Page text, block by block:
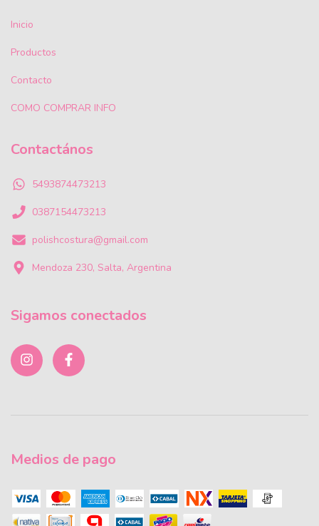
Inicio
Productos
Contacto
COMO COMPRAR INFO
Contactános
5493874473213
0387154473213
polishcostura@gmail.com
Mendoza 230, Salta, Argentina
Sigamos conectados
Medios de pago